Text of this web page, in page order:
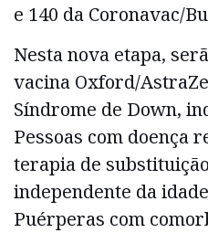
e 140 da Coronavac/
Nesta nova etapa,
vacina Oxford/
Síndrome de Down,
Pessoas com doença
terapia de
independente da
Puérperas com